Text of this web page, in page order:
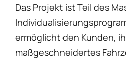
Das Projekt ist Teil des
ermöglicht den Kunden,
maßgeschneidertes